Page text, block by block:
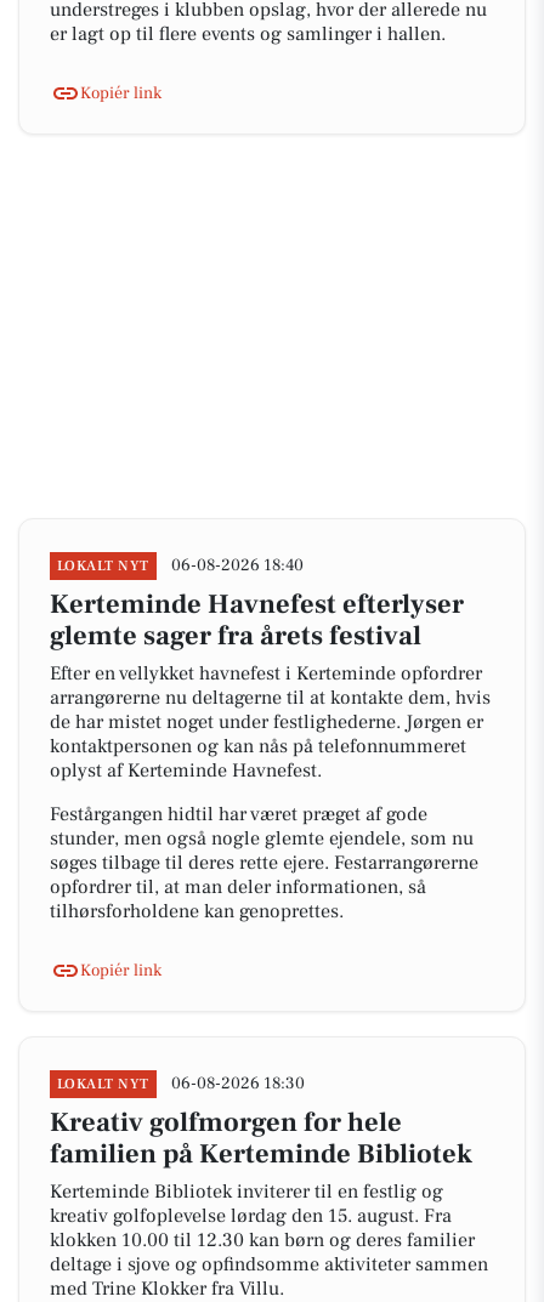
understreges i klubben opslag, hvor der allerede nu
er lagt op til flere events og samlinger i hallen.
Kopiér link
LOKALT NYT 06-08-2026 18:40
Kerteminde Havnefest efterlyser
glemte sager fra årets festival
Efter en vellykket havnefest i Kerteminde opfordrer
arrangørerne nu deltagerne til at kontakte dem, hvis
de har mistet noget under festlighederne. Jørgen er
kontaktpersonen og kan nås på telefonnummeret
oplyst af Kerteminde Havnefest.
Festårgangen hidtil har været præget af gode
stunder, men også nogle glemte ejendele, som nu
søges tilbage til deres rette ejere. Festarrangørerne
opfordrer til, at man deler informationen, så
tilhørsforholdene kan genoprettes.
Kopiér link
LOKALT NYT 06-08-2026 18:30
Kreativ golfmorgen for hele
familien på Kerteminde Bibliotek
Kerteminde Bibliotek inviterer til en festlig og
kreativ golfoplevelse lørdag den 15. august. Fra
klokken 10.00 til 12.30 kan børn og deres familier
deltage i sjove og opfindsomme aktiviteter sammen
med Trine Klokker fra Villu.